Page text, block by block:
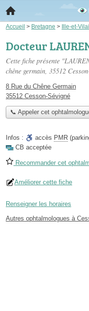
Accueil > Bretagne > Ille-et-
Docteur
Cette fiche présente
chêne germain, 35512
8 Rue du Chêne Germain
35512 Cesson-Sévigné
📞 Appeler cet
Infos : accès PMR
CB acceptée
Recommander cet
Améliorer cette fiche
Renseigner les horaires
Autres ophtalmologues à